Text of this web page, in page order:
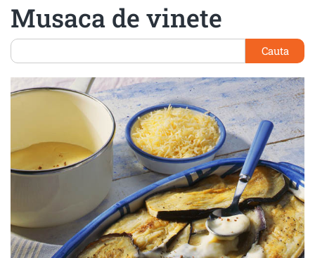
Musaca de vinete
Cauta